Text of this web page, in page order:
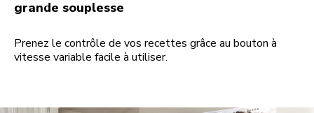
grande souplesse
Prenez le contrôle de vos recettes grâce au bouton à
vitesse variable facile à utiliser.